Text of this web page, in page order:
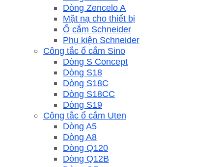
Dòng Zencelo A
Mặt nạ cho thiết bị
Ổ cắm Schneider
Phụ kiện Schneider
Công tắc ổ cắm Sino
Dòng S Concept
Dòng S18
Dòng S18C
Dòng S18CC
Dòng S19
Công tắc ổ cắm Uten
Dòng A5
Dòng A8
Dòng Q120
Dòng Q12B